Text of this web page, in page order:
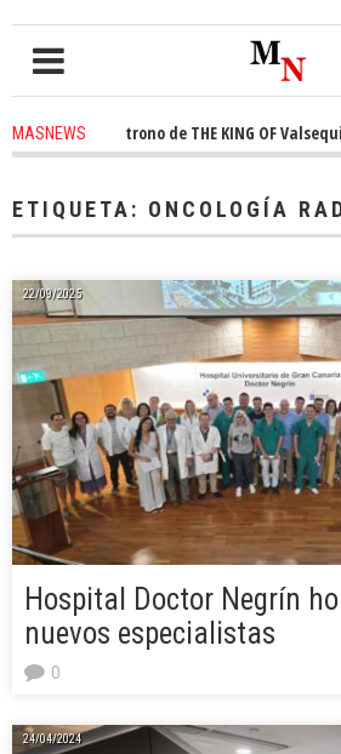
MASNEWSel trono de THE KING OF Valsequillo
ETIQUETA: ONCOLOGÍA
22/09/2025
Hospital Doctor Negrín
nuevos especialistas
0
24/04/2024